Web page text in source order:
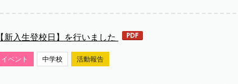
【新入生登校日】を行いました
イベント 中学校 活動報告